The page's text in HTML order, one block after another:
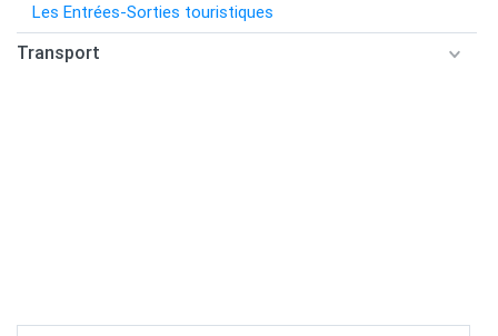
Les Entrées-Sorties touristiques
Transport